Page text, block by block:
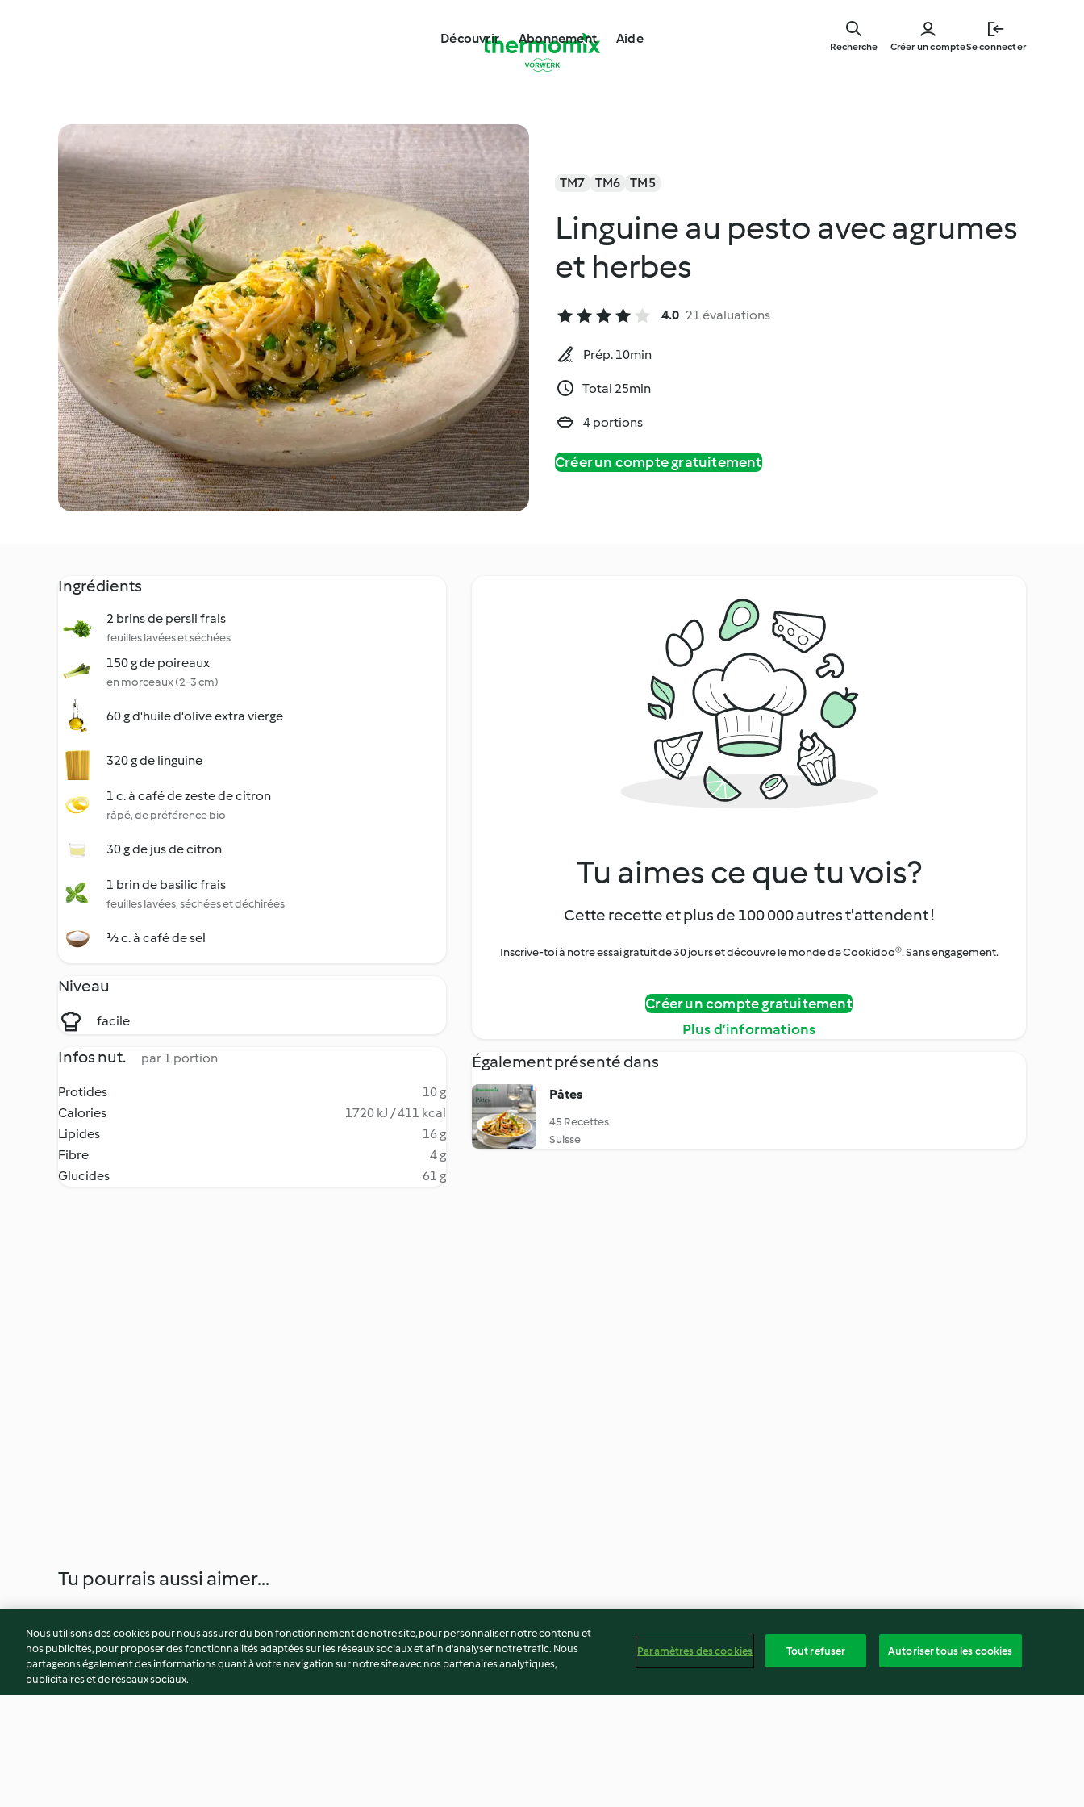
main
Découvrir Abonnement Aide
Créer un compteSe connecter
Recherche
TM7 TM6 TM5
Linguine au pesto avec agrumes
et herbes
4.0 21 évaluations
Prép. 10min
Total 25min
4 portions
Créer un compte gratuitement
Ingrédients
2 brins de persil frais
feuilles lavées et séchées
150 g de poireaux
en morceaux (2-3 cm)
60 g d'huile d'olive extra vierge
320 g de linguine
1 c. à café de zeste de citron
râpé, de préférence bio
30 g de jus de citron
1 brin de basilic frais
feuilles lavées, séchées et déchirées
½ c. à café de sel
Niveau
facile
Infos nut. par 1 portion
Protides
10 g
Calories
1720 kJ / 411 kcal
Lipides
16 g
Fibre
4 g
Glucides
61 g
Tu aimes ce que tu vois?
Cette recette et plus de 100 000 autres t'attendent !
Inscrive-toi à notre essai gratuit de 30 jours et découvre le monde de Cookidoo®. Sans engagement.
Créer un compte gratuitement
Plus d’informations
Également présenté dans
Pâtes
45 Recettes
Suisse
Tu pourrais aussi aimer...
Nous utilisons des cookies pour nous assurer du bon fonctionnement de notre site, pour personnaliser notre contenu et
nos publicités, pour proposer des fonctionnalités adaptées sur les réseaux sociaux et afin d’analyser notre trafic. Nous
partageons également des informations quant à votre navigation sur notre site avec nos partenaires analytiques,
publicitaires et de réseaux sociaux.
Paramètres des cookies Tout refuser Autoriser tous les cookies